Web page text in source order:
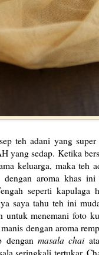
teh adani yang
yang sedap. Ketika
keluarga, maka teh
aroma khas ini
seperti kapulaga
saya tahu teh ini
untuk menemani foto
dengan aroma
masala chai
seringkali tertukar.